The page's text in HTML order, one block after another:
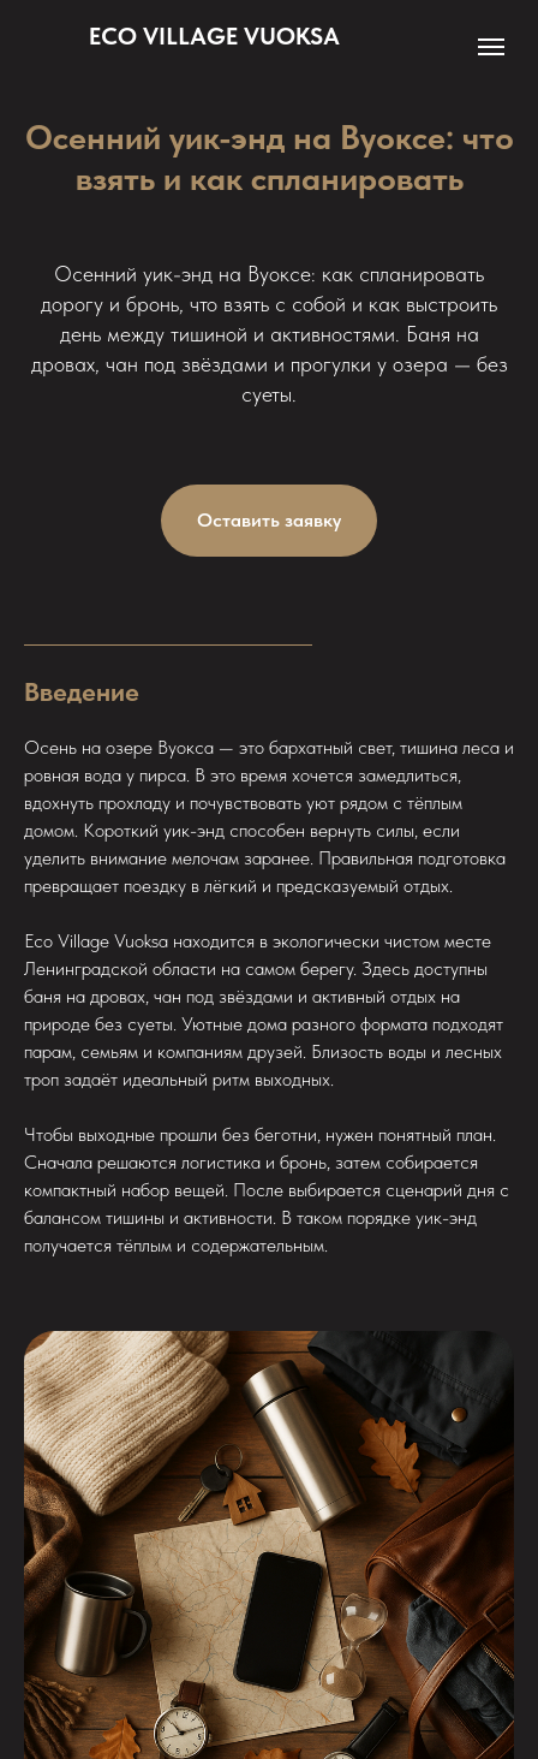
ECO VILLAGE VUOKSA
Осенний уик-энд на Вуоксе: что
взять и как спланировать
Осенний уик-энд на Вуоксе: как спланировать
дорогу и бронь, что взять с собой и как выстроить
день между тишиной и активностями. Баня на
дровах, чан под звёздами и прогулки у озера — без
суеты.
Оставить заявку
Введение
Осень на озере Вуокса — это бархатный свет, тишина леса и
ровная вода у пирса. В это время хочется замедлиться,
вдохнуть прохладу и почувствовать уют рядом с тёплым
домом. Короткий уик-энд способен вернуть силы, если
уделить внимание мелочам заранее. Правильная подготовка
превращает поездку в лёгкий и предсказуемый отдых.
Eco Village Vuoksa находится в экологически чистом месте
Ленинградской области на самом берегу. Здесь доступны
баня на дровах, чан под звёздами и активный отдых на
природе без суеты. Уютные дома разного формата подходят
парам, семьям и компаниям друзей. Близость воды и лесных
троп задаёт идеальный ритм выходных.
Чтобы выходные прошли без беготни, нужен понятный план.
Сначала решаются логистика и бронь, затем собирается
компактный набор вещей. После выбирается сценарий дня с
балансом тишины и активности. В таком порядке уик-энд
получается тёплым и содержательным.